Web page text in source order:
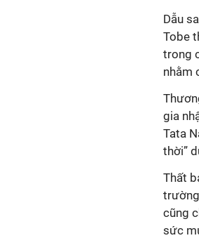
Dẫu
Tobe
trong
nhằm
gia
Tata
thời”
Thất
cũng
sức